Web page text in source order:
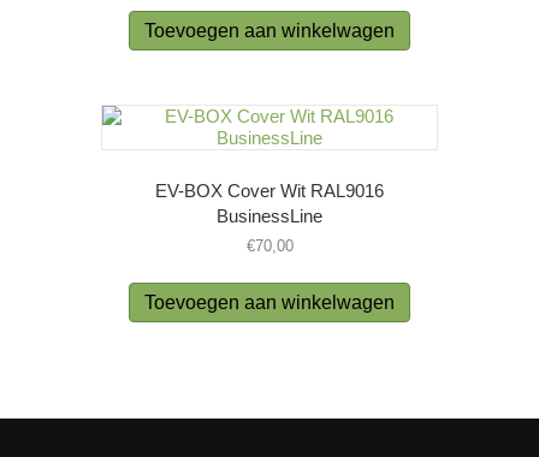
Toevoegen aan winkelwagen
EV-BOX Cover Wit RAL9016
BusinessLine
€70,00
Toevoegen aan winkelwagen